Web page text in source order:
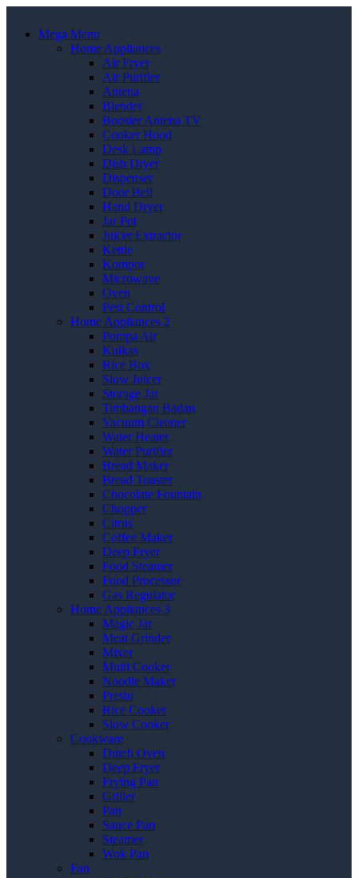
Mega Menu
Home Appliances
Air Fryer
Air Purifier
Antena
Blender
Booster Antena TV
Cooker Hood
Desk Lamp
Dish Dryer
Dispenser
Door Bell
Hand Dryer
Jar Pot
Juicer Extractor
Kettle
Kompor
Microwave
Oven
Pest Control
Home Appliances 2
Pompa Air
Kulkas
Rice Box
Slow Juicer
Storage Jar
Timbangan Badan
Vacuum Cleaner
Water Heater
Water Purifier
Bread Maker
Bread Toaster
Chocolate Fountain
Chopper
Citrus
Coffee Maker
Deep Fryer
Food Steamer
Food Processor
Gas Regulator
Home Appliances 3
Magic Jar
Meat Grinder
Mixer
Multi Cooker
Noodle Maker
Presto
Rice Cooker
Slow Cooker
Cookware
Dutch Oven
Deep Fryer
Frying Pan
Griller
Pan
Sauce Pan
Steamer
Wok Pan
Fan